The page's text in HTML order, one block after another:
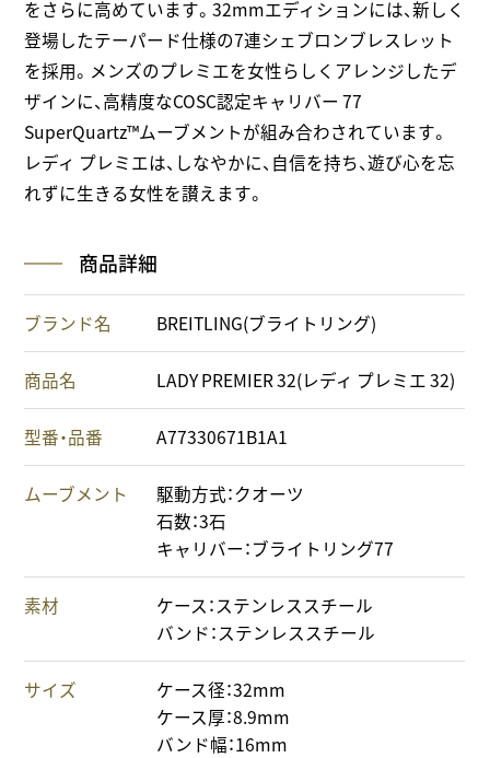
をさらに高めています。32mmエディションには、新しく
登場したテーパード仕様の7連シェブロンブレスレット
を採用。メンズのプレミエを女性らしくアレンジしたデ
ザインに、高精度なCOSC認定キャリバー 77
SuperQuartz™ムーブメントが組み合わされています。
レディ プレミエは、しなやかに、自信を持ち、遊び心を忘
れずに生きる女性を讃えます。
商品詳細
ブランド名 BREITLING(ブライトリング)
商品名 LADY PREMIER 32(レディ プレミエ 32)
型番・品番 A77330671B1A1
ムーブメント
駆動方式：クオーツ
石数：3石
キャリバー：ブライトリング77
素材
ケース：ステンレススチール
バンド：ステンレススチール
サイズ
ケース径：32mm
ケース厚：8.9mm
バンド幅：16mm